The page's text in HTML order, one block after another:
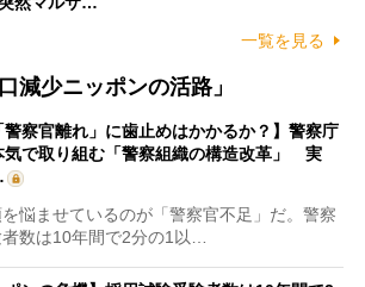
一覧を見る
減少ニッポンの活路」
警察官離れ」に歯止めはかかるか？】警察庁
気で取り組む「警察組織の構造改革」 実
悩ませているのが「警察官不足」だ。警察
数は10年間で2分の1以…